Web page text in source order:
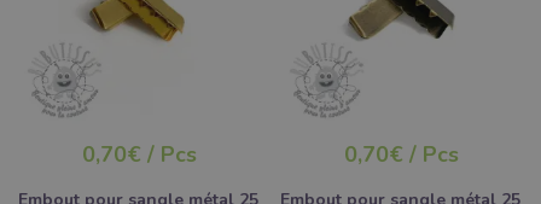
0,70€ / Pcs 0,70€ / Pcs